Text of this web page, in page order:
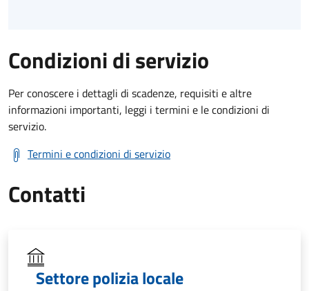
Condizioni di servizio
Per conoscere i dettagli di scadenze, requisiti e altre
informazioni importanti, leggi i termini e le condizioni di
servizio.
Termini e condizioni di servizio
Contatti
Settore polizia locale